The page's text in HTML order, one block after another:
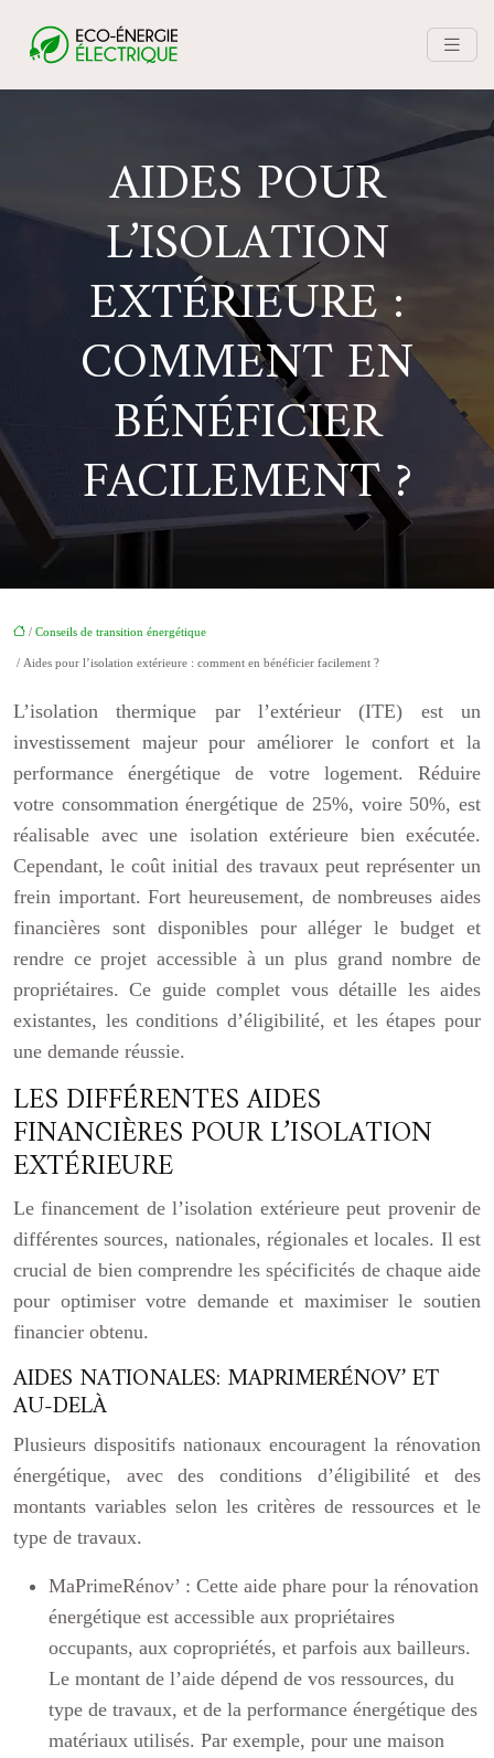
AIDES POUR
L’ISOLATION
EXTÉRIEURE :
COMMENT EN
BÉNÉFICIER
FACILEMENT ?
/ Conseils de transition énergétique
/ Aides pour l’isolation extérieure : comment en bénéficier facilement ?
L’isolation thermique par l’extérieur (ITE) est un
investissement majeur pour améliorer le confort et la
performance énergétique de votre logement. Réduire
votre consommation énergétique de 25%, voire 50%, est
réalisable avec une isolation extérieure bien exécutée.
Cependant, le coût initial des travaux peut représenter un
frein important. Fort heureusement, de nombreuses aides
financières sont disponibles pour alléger le budget et
rendre ce projet accessible à un plus grand nombre de
propriétaires. Ce guide complet vous détaille les aides
existantes, les conditions d’éligibilité, et les étapes pour
une demande réussie.
LES DIFFÉRENTES AIDES
FINANCIÈRES POUR L’ISOLATION
EXTÉRIEURE
Le financement de l’isolation extérieure peut provenir de
différentes sources, nationales, régionales et locales. Il est
crucial de bien comprendre les spécificités de chaque aide
pour optimiser votre demande et maximiser le soutien
financier obtenu.
AIDES NATIONALES: MAPRIMERÉNOV’ ET
AU-DELÀ
Plusieurs dispositifs nationaux encouragent la rénovation
énergétique, avec des conditions d’éligibilité et des
montants variables selon les critères de ressources et le
type de travaux.
MaPrimeRénov’ : Cette aide phare pour la rénovation
énergétique est accessible aux propriétaires
occupants, aux copropriétés, et parfois aux bailleurs.
Le montant de l’aide dépend de vos ressources, du
type de travaux, et de la performance énergétique des
matériaux utilisés. Par exemple, pour une maison